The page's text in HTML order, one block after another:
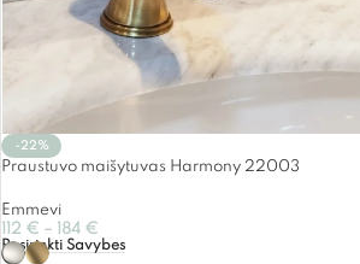
-22%
Praustuvo maišytuvas Harmony 22003
Emmevi
112 € – 184 €
Pasirinkti Savybes